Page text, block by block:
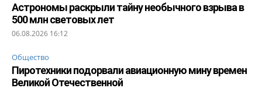
Астрономы раскрыли тайну необычного взрыва в
500 млн световых лет
06.08.2026 16:12
Общество
Пиротехники подорвали авиационную мину времен
Великой Отечественной